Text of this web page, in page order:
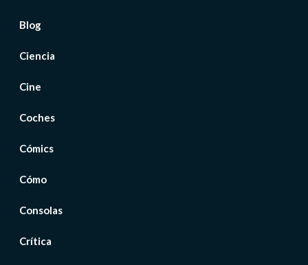
Blog
Ciencia
Cine
Coches
Cómics
Cómo
Consolas
Crítica